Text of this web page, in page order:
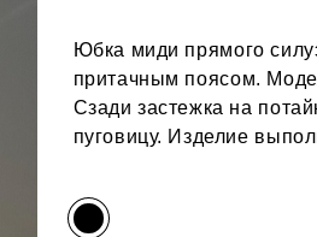
Юбка миди прямого
притачным поясом.
Сзади застежка на
пуговицу. Изделие